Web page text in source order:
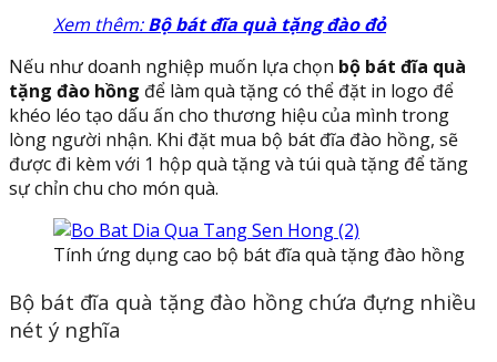
Xem thêm:Bộ bát đĩa quà tặng đào đỏ
Nếu như doanh nghiệp muốn lựa chọn bộ bát đĩa quà
tặng đào hồng để làm quà tặng có thể đặt in logo để
khéo léo tạo dấu ấn cho thương hiệu của mình trong
lòng người nhận. Khi đặt mua bộ bát đĩa đào hồng, sẽ
được đi kèm với 1 hộp quà tặng và túi quà tặng để tăng
sự chỉn chu cho món quà.
Tính ứng dụng cao bộ bát đĩa quà tặng đào hồng
Bộ bát đĩa quà tặng đào hồng chứa đựng nhiều
nét ý nghĩa